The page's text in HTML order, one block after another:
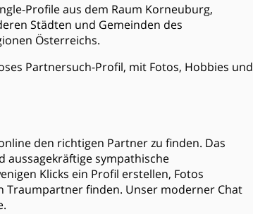
Profile aus dem Raum Korneuburg,
Städten und Gemeinden des
Österreichs.
Partnersuch-Profil, mit Fotos, Hobbies und
den richtigen Partner zu finden. Das
aussagekräftige sympathische
Klicks ein Profil erstellen, Fotos
finden. Unser moderner Chat